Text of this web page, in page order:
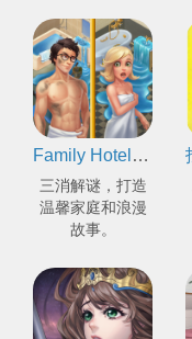
Family Hotel：集聚浪漫故事与房屋装潢的三消游戏
三消解谜，打造
温馨家庭和浪漫
故事。